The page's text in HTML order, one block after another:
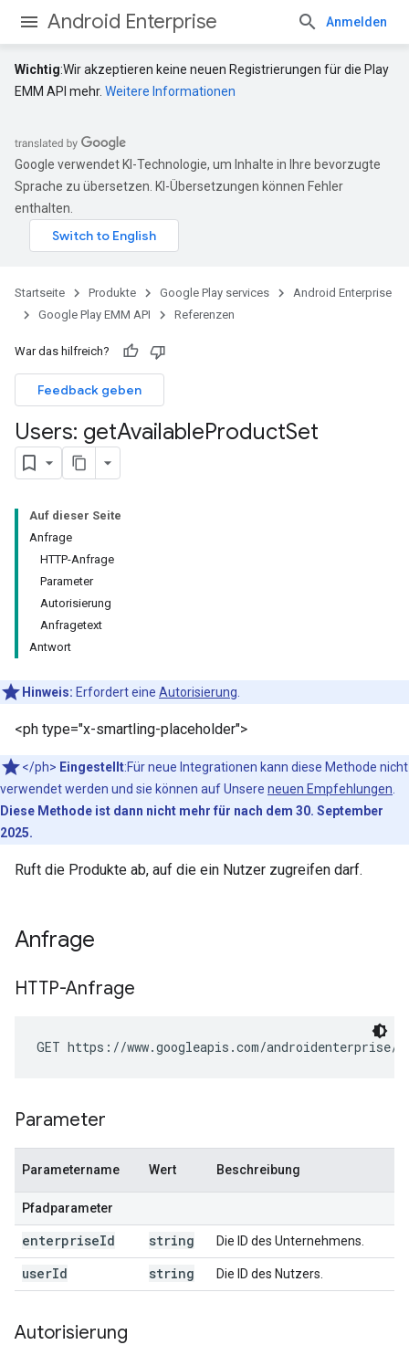
Android Enterprise Anmelden
Wichtig:Wir akzeptieren keine neuen Registrierungen für die Play
EMM API mehr. Weitere Informationen
Google verwendet KI-Technologie, um Inhalte in Ihre bevorzugte
Sprache zu übersetzen. KI-Übersetzungen können Fehler
enthalten.
Startseite Produkte Google Play services
Android Enterprise
Google Play EMM API
Referenzen
War das hilfreich?
Feedback geben
Users: getAvailableProductSet
Auf dieser Seite
Anfrage
HTTP-Anfrage
Parameter
Autorisierung
Anfragetext
Antwort
Hinweis: Erfordert eine Autorisierung
<ph type="x-smartling-placeholder">
</ph> Eingestellt:Für neue Integrationen kann diese Methode nicht
verwendet werden und sie können auf Unsere neuen Empfehlungen
Diese Methode ist dann nicht mehr für nach dem 30. September
2025.
Ruft die Produkte ab, auf die ein Nutzer zugreifen darf.
Anfrage
HTTP-Anfrage
GET https://www.googleapis.com/androidenterprise/
Parameter
Parametername Wert Beschreibung
Pfadparameter
enterpriseId string Die ID des Unternehmens.
userId string Die ID des Nutzers.
Autorisierung